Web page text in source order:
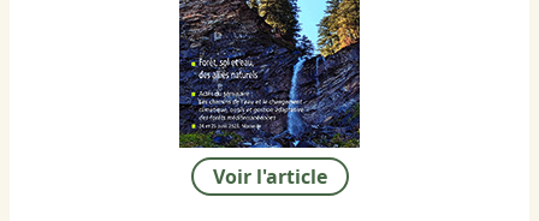
Voir l'article